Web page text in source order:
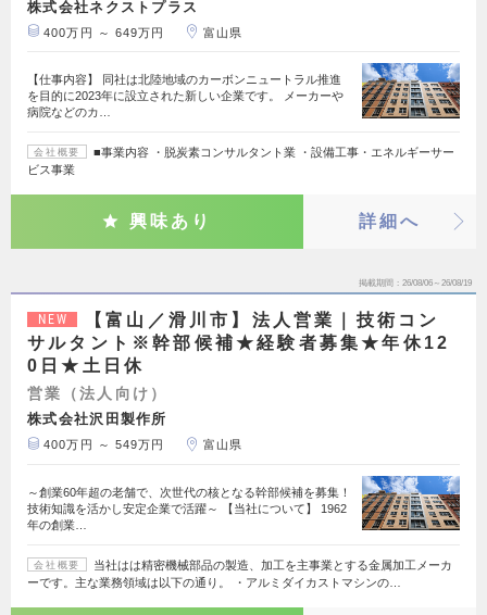
株式会社ネクストプラス
400万円 ～ 649万円 富山県
【仕事内容】 同社は北陸地域のカーボンニュートラル推進
を目的に2023年に設立された新しい企業です。 メーカーや
病院などのカ…
会社概要
■事業内容 ・脱炭素コンサルタント業 ・設備工事・エネルギーサー
ビス事業
興味あり 詳細へ
掲載期間 26/08/06～26/08/19
NEW
【富山／滑川市】法人営業｜技術コン
サルタント※幹部候補★経験者募集★年休12
0日★土日休
営業（法人向け）
株式会社沢田製作所
400万円 ～ 549万円 富山県
～創業60年超の老舗で、次世代の核となる幹部候補を募集！
技術知識を活かし安定企業で活躍～ 【当社について】 1962
年の創業…
会社概要
当社はは精密機械部品の製造、加工を主事業とする金属加工メーカ
ーです。主な業務領域は以下の通り。 ・アルミダイカストマシンの…